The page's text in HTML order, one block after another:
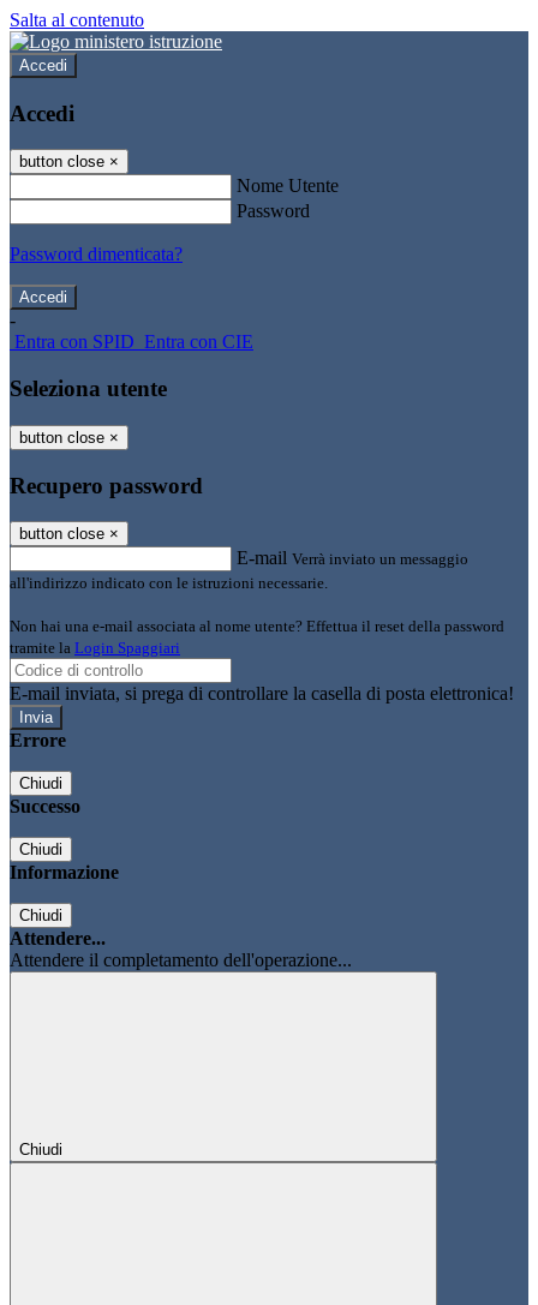
Salta al contenuto
Accedi
Accedi
button close ×
Nome Utente
Password
Password dimenticata?
-
Entra con SPID Entra con CIE
Seleziona utente
button close ×
Recupero password
button close ×
E-mail Verrà inviato un messaggio
all'indirizzo indicato con le istruzioni necessarie.
Non hai una e-mail associata al nome utente? Effettua il reset della password
tramite la Login Spaggiari
E-mail inviata, si prega di controllare la casella di posta elettronica!
Errore
Chiudi
Successo
Chiudi
Informazione
Chiudi
Attendere...
Attendere il completamento dell'operazione...
Chiudi